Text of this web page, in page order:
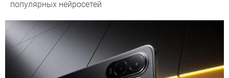
популярных нейросетей